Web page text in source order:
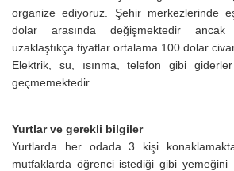
organize ediyoruz. Şehir merkezlerinde
dolar arasında değişmektedir ancak
uzaklaştıkça fiyatlar ortalama 100 dolar
Elektrik, su, ısınma, telefon gibi
geçmemektedir.
Yurtlar ve gerekli bilgiler
Yurtlarda her odada 3 kişi
mutfaklarda öğrenci istediği gibi